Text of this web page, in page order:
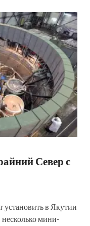
Север с
установить в Якутии
мини-